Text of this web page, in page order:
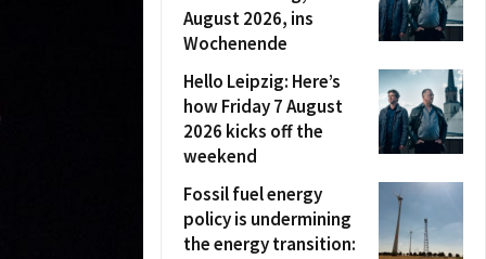
August 2026, ins
Wochenende
Hello Leipzig: Here’s
how Friday 7 August
2026 kicks off the
weekend
Fossil fuel energy
policy is undermining
the energy transition: